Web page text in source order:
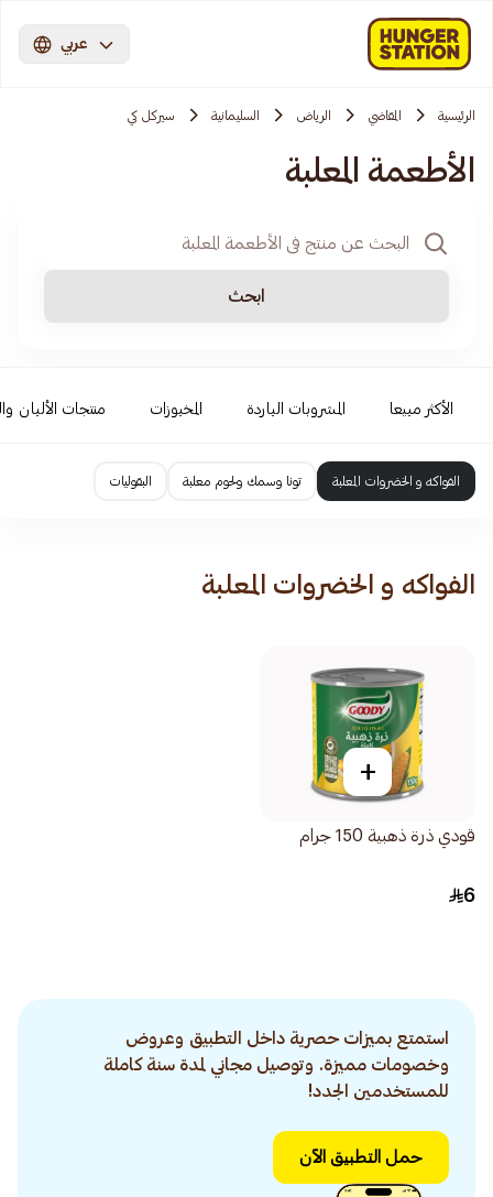
عربي
الرئيسية المقاضي الرياض السليمانية سيركل كي
الأطعمة المعلبة
ابحث
الأكثر مبيعا المشروبات الباردة المخبوزات منتجات الألبان
الفواكه و الخضروات المعلبة تونا وسمك ولحوم معلبة البقوليات
الفواكه و الخضروات المعلبة
+
قودي ذرة ذهبية 150 جرام
6
استمتع بميزات حصرية داخل التطبيق وعروض
وخصومات مميزة. وتوصيل مجاني لمدة سنة كاملة
للمستخدمين الجدد!
حمل التطبيق الآن